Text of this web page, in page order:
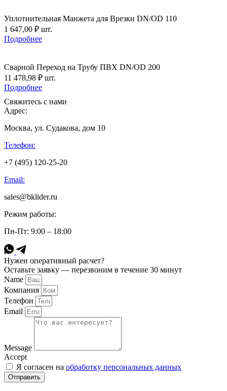
Уплотнительная Манжета для Врезки DN/OD 110
1 647,00 ₽ шт.
Подробнее
Сварной Переход на Трубу ПВХ DN/OD 200
11 478,98 ₽ шт.
Подробнее
Свяжитесь с нами
Адрес:
Москва, ул. Судакова, дом 10
Телефон:
+7 (495) 120-25-20
Email:
sales@bklider.ru
Режим работы:
Пн-Пт: 9:00 – 18:00
Нужен оперативный расчет?
Оставьте заявку — перезвоним в течение 30 минут
Name
Компания
Телефон
Email
Message
Accept
Я согласен на обработку персональных данных
Отправить